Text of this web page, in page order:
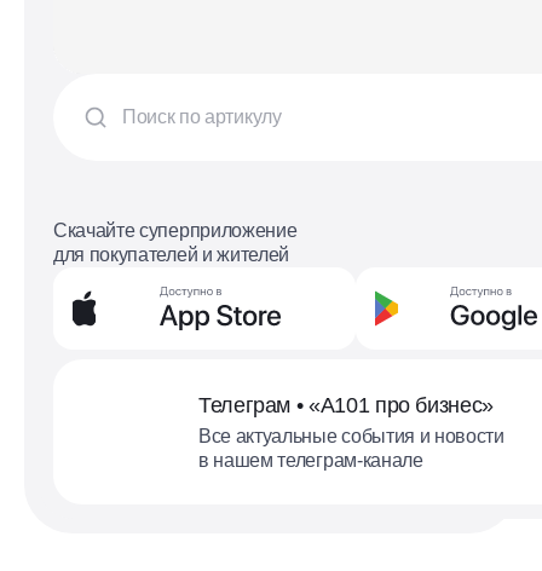
Скачайте суперприложение
для покупателей и жителей
Телеграм • «А101 про бизнес»
Все актуальные события и новости
в нашем телеграм-канале